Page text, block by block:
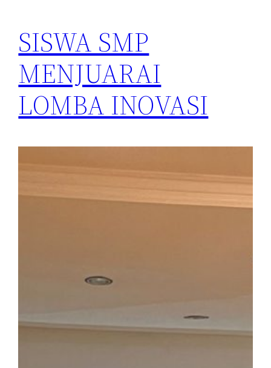
SISWA SMP
MENJUARAI
LOMBA INOVASI